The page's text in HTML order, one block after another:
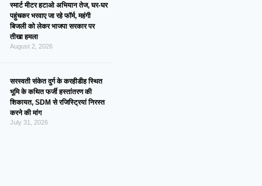
स्मार्ट मीटर हटाओ अभियान तेज, घर-घर
पहुंचकर भरवाए जा रहे फॉर्म, महंगी
बिजली को लेकर भाजपा सरकार पर
तीखा हमला
August 2, 2026
सरस्वती संकेत दुर्ग के करहीडीह स्थित
भूमि के कथित फर्जी हस्तांतरण की
शिकायत, SDM से रजिस्ट्रियां निरस्त
करने की मांग
July 31, 2026